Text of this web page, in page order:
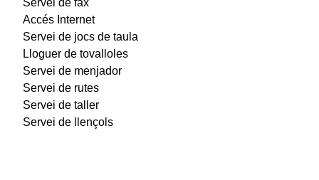
Servei de fax
Accés Internet
Servei de jocs de taula
Lloguer de tovalloles
Servei de menjador
Servei de rutes
Servei de taller
Servei de llençols